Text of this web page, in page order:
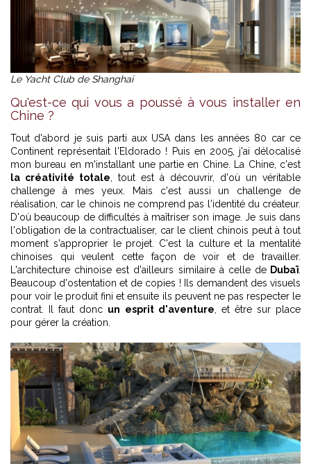
Le Yacht Club de Shanghai
Qu'est-ce qui vous a poussé à vous installer en
Chine ?
Tout d'abord je suis parti aux USA dans les années 80 car ce
Continent représentait l'Eldorado ! Puis en 2005, j'ai délocalisé
mon bureau en m'installant une partie en Chine. La Chine, c'est
la créativité totale , tout est à découvrir, d'où un véritable
challenge à mes yeux. Mais c'est aussi un challenge de
réalisation, car le chinois ne comprend pas l'identité du créateur.
D'où beaucoup de difficultés à maîtriser son image. Je suis dans
l'obligation de la contractualiser, car le client chinois peut à tout
moment s'approprier le projet. C'est la culture et la mentalité
chinoises qui veulent cette façon de voir et de travailler.
L'architecture chinoise est d'ailleurs similaire à celle deDubaï
Beaucoup d'ostentation et de copies ! Ils demandent des visuels
pour voir le produit fini et ensuite ils peuvent ne pas respecter le
contrat. Il faut donc un esprit d'aventure , et être sur place
pour gérer la création.